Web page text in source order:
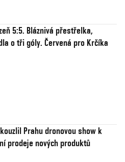
5:5. Bláznivá přestřelka,
o tři góly. Červená pro Krčíka
Prahu dronovou show k
prodeje nových produktů